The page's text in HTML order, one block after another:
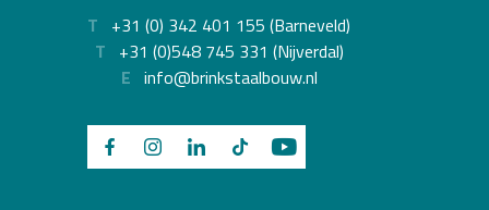
T +31 (0) 342 401 155 (Barneveld)
T +31 (0)548 745 331 (Nijverdal)
E info@brinkstaalbouw.nl